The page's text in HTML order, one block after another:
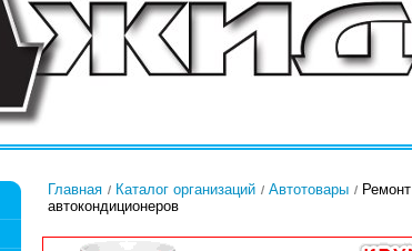
Главная Каталог организаций Автотовары
автокондиционеров